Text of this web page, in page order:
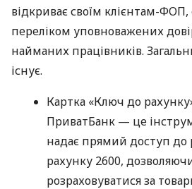
відкриває своїм клієнтам-
переліком уповноважених
найманих працівників.
існує.
Картка «Ключ до
ПриватБанк — це
надає прямий доступ до
рахунку 2600,
розраховуватися за